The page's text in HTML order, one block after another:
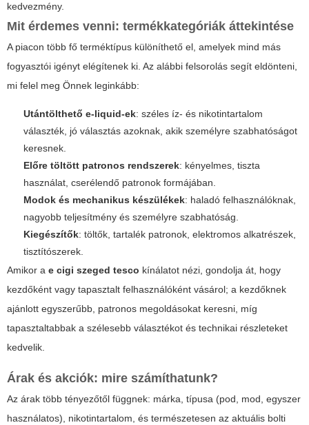
kedvezmény.
Mit érdemes venni: termékkategóriák áttekintése
A piacon több fő terméktípus különíthető el, amelyek mind más
fogyasztói igényt elégítenek ki. Az alábbi felsorolás segít eldönteni,
mi felel meg Önnek leginkább:
Utántölthető e-liquid-ek: széles íz- és nikotintartalom
választék, jó választás azoknak, akik személyre szabhatóságot
keresnek.
Előre töltött patronos rendszerek: kényelmes, tiszta
használat, cserélendő patronok formájában.
Modok és mechanikus készülékek: haladó felhasználóknak,
nagyobb teljesítmény és személyre szabhatóság.
Kiegészítők: töltők, tartalék patronok, elektromos alkatrészek,
tisztítószerek.
Amikor a e cigi szeged tesco kínálatot nézi, gondolja át, hogy
kezdőként vagy tapasztalt felhasználóként vásárol; a kezdőknek
ajánlott egyszerűbb, patronos megoldásokat keresni, míg
tapasztaltabbak a szélesebb választékot és technikai részleteket
kedvelik.
Árak és akciók: mire számíthatunk?
Az árak több tényezőtől függnek: márka, típusa (pod, mod, egyszer
használatos), nikotintartalom, és természetesen az aktuális bolti